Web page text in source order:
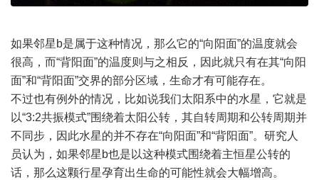
如果邻星b是属于这种情况，那么它的“向阳面”的温度就会
很高，而“背阳面”的温度则与之相反，因此就只有在其“向阳
面”和“背阳面”交界的部分区域，生命才有可能存在。
不过也有例外的情况，比如说我们太阳系中的水星，它就是
以“3:2共振模式”围绕着太阳公转，其自转周期和公转周期并
不同步，因此水星的并不存在“向阳面”和“背阳面”。研究人
员认为，如果邻星b也是以这种模式围绕着主恒星公转的
话，那么这颗行星孕育出生命的可能性就会大幅增高。